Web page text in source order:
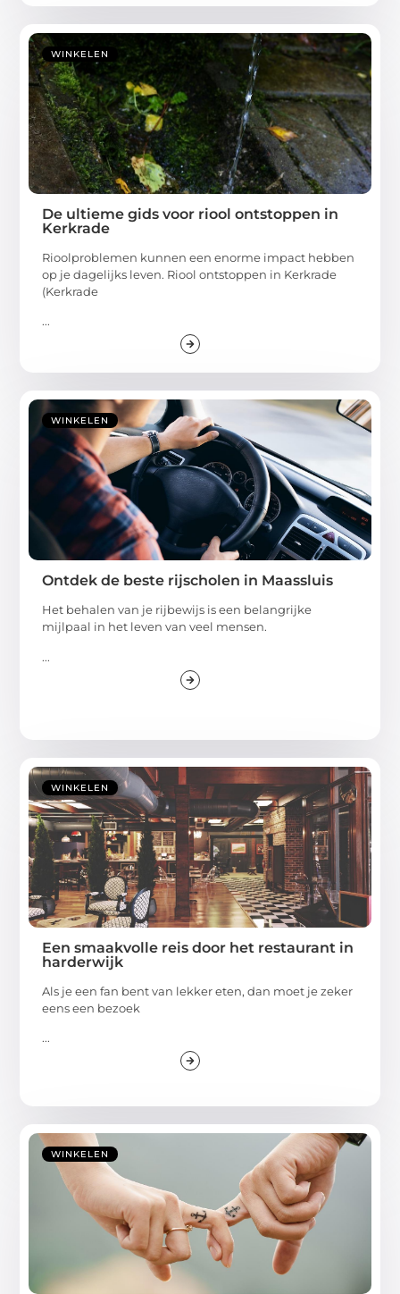
WINKELEN
De ultieme gids voor riool ontstoppen in
Kerkrade
Rioolproblemen kunnen een enorme impact hebben
op je dagelijks leven. Riool ontstoppen in Kerkrade
(Kerkrade
...
WINKELEN
Ontdek de beste rijscholen in Maassluis
Het behalen van je rijbewijs is een belangrijke
mijlpaal in het leven van veel mensen.
...
WINKELEN
Een smaakvolle reis door het restaurant in
harderwijk
Als je een fan bent van lekker eten, dan moet je zeker
eens een bezoek
...
WINKELEN